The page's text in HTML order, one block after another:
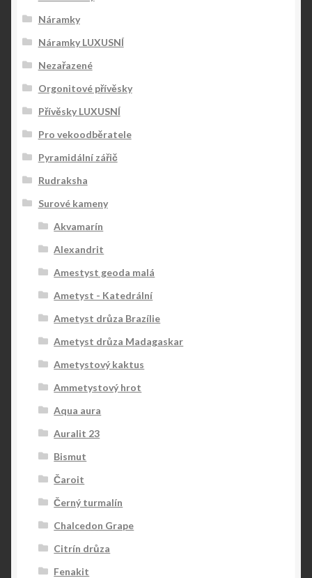
Náramky
Náramky LUXUSNÍ
Nezařazené
Orgonitové přívěsky
Přívěsky LUXUSNÍ
Pro vekoodběratele
Pyramidální zářič
Rudraksha
Surové kameny
Akvamarín
Alexandrit
Amestyst geoda malá
Ametyst - Katedrální
Ametyst drůza Brazílie
Ametyst drůza Madagaskar
Ametystový kaktus
Ammetystový hrot
Aqua aura
Auralit 23
Bismut
Čaroit
Černý turmalín
Chalcedon Grape
Citrín drůza
Fenakit